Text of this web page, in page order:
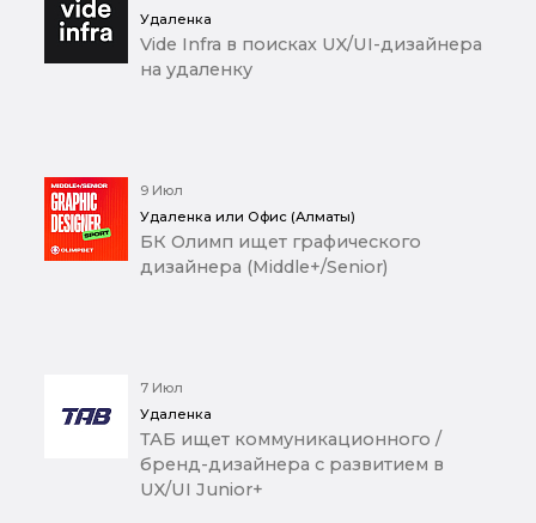
Удаленка
Vide Infra в поисках UX/UI-дизайнера
на удаленку
9 Июл
Удаленка или Офис (Алматы)
БК Олимп ищет графического
дизайнера (Middle+/Senior)
7 Июл
Удаленка
ТАБ ищет коммуникационного /
бренд-дизайнера с развитием в
UX/UI Junior+